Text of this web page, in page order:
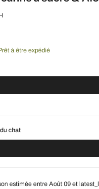
à être expédié
chat
estimée entre Août 09 et